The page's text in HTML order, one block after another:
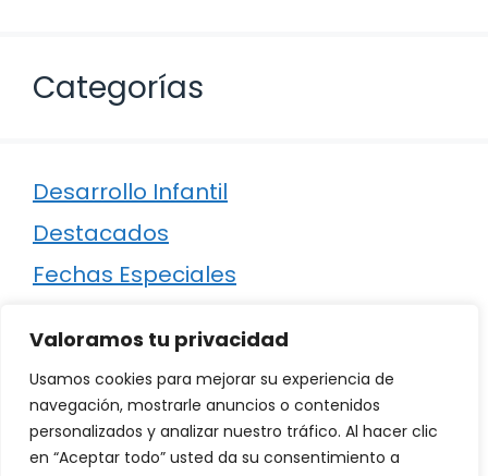
Valoramos tu privacidad
Usamos cookies para mejorar su experiencia de
navegación, mostrarle anuncios o contenidos
personalizados y analizar nuestro tráfico. Al hacer clic
en “Aceptar todo” usted da su consentimiento a
Categorías
Desarrollo Infantil
Destacados
Fechas Especiales
Regalos
Relaciones